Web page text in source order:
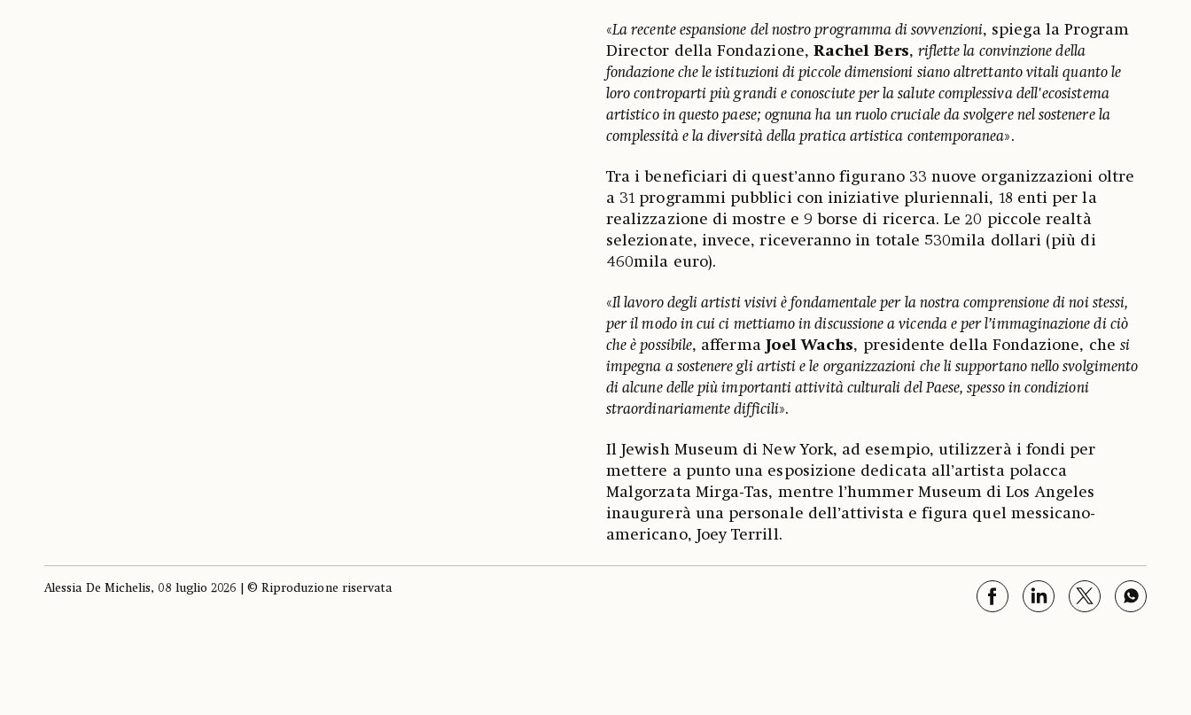
«La recente espansione del nostro programma di sovvenzioni, spiega la Program
Director della Fondazione, Rachel Bers, riflette la convinzione della
fondazione che le istituzioni di piccole dimensioni siano altrettanto vitali quanto le
loro controparti più grandi e conosciute per la salute complessiva dell'ecosistema
artistico in questo paese; ognuna ha un ruolo cruciale da svolgere nel sostenere la
complessità e la diversità della pratica artistica contemporanea».
Tra i beneficiari di quest’anno figurano 33 nuove organizzazioni oltre
a 31 programmi pubblici con iniziative pluriennali, 18 enti per la
realizzazione di mostre e 9 borse di ricerca. Le 20 piccole realtà
selezionate, invece, riceveranno in totale 530mila dollari (più di
460mila euro).
«Il lavoro degli artisti visivi è fondamentale per la nostra comprensione di noi stessi,
per il modo in cui ci mettiamo in discussione a vicenda e per l’immaginazione di ciò
che è possibile, afferma Joel Wachs, presidente della Fondazione, che si
impegna a sostenere gli artisti e le organizzazioni che li supportano nello svolgimento
di alcune delle più importanti attività culturali del Paese, spesso in condizioni
straordinariamente difficili».
Il Jewish Museum di New York, ad esempio, utilizzerà i fondi per
mettere a punto una esposizione dedicata all’artista polacca
Malgorzata Mirga-Tas, mentre l’hummer Museum di Los Angeles
inaugurerà una personale dell’attivista e figura quel messicano-
americano, Joey Terrill.
Alessia De Michelis, 08 luglio 2026 | © Riproduzione riservata